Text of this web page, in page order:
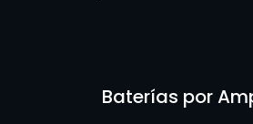
Baterías por